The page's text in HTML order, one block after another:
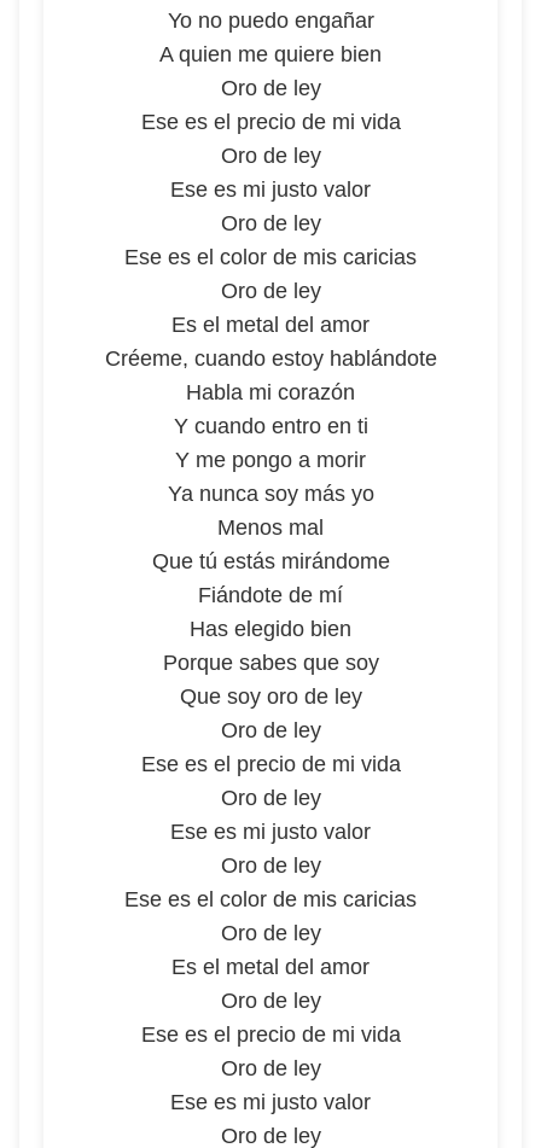
Yo no puedo engañar
A quien me quiere bien
Oro de ley
Ese es el precio de mi vida
Oro de ley
Ese es mi justo valor
Oro de ley
Ese es el color de mis caricias
Oro de ley
Es el metal del amor
Créeme, cuando estoy hablándote
Habla mi corazón
Y cuando entro en ti
Y me pongo a morir
Ya nunca soy más yo
Menos mal
Que tú estás mirándome
Fiándote de mí
Has elegido bien
Porque sabes que soy
Que soy oro de ley
Oro de ley
Ese es el precio de mi vida
Oro de ley
Ese es mi justo valor
Oro de ley
Ese es el color de mis caricias
Oro de ley
Es el metal del amor
Oro de ley
Ese es el precio de mi vida
Oro de ley
Ese es mi justo valor
Oro de ley